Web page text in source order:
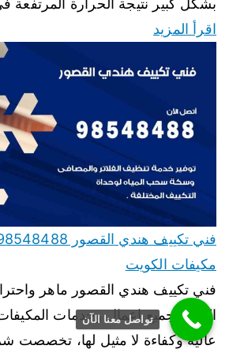
بشكل كبير نتيجة الحرارة المرتفعة
اقرأ المزيد
مكيفات الكويت
فني تكييف هندي القصور ماهر
القيام بجميع اعمال وخدمات
عالية وكفاءة لا مثيل لها، تخصصت
تواصل معنا الآن